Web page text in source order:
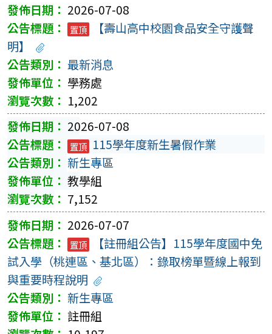
2026-07-08
置頂
【壽山高中校園食品安全守護聲
明】
最新消息
學務處
1,202
2026-07-08
置頂 115學年度新生暑假作業
新生專區
教學組
7,152
2026-07-07
置頂
【註冊組公告】115學年度國中免
試入學（桃連區、基北區）：錄取榜單暨線上報到
與重要時程說明
新生專區
註冊組